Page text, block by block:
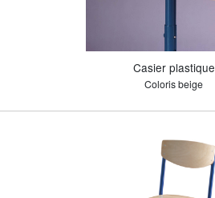
Casier plastique
Coloris beige